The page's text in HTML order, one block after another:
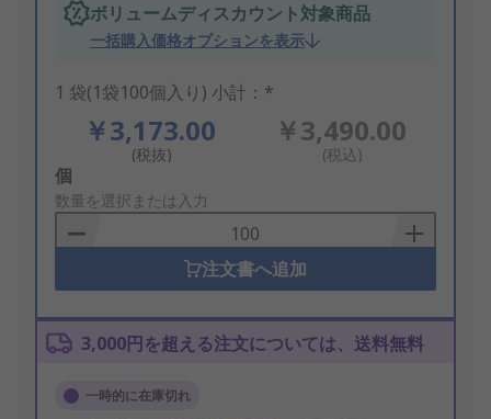
ボリュームディスカウント対象商品
一括購入価格オプションを表示
1 袋(1袋100個入り) 小計：*
￥3,173.00
(税抜)
￥3,490.00
(税込)
Add
to
Basket
個
数量を選択または入力
注文書へ追加
3,000円を超える注文については、送料無料
一時的に在庫切れ